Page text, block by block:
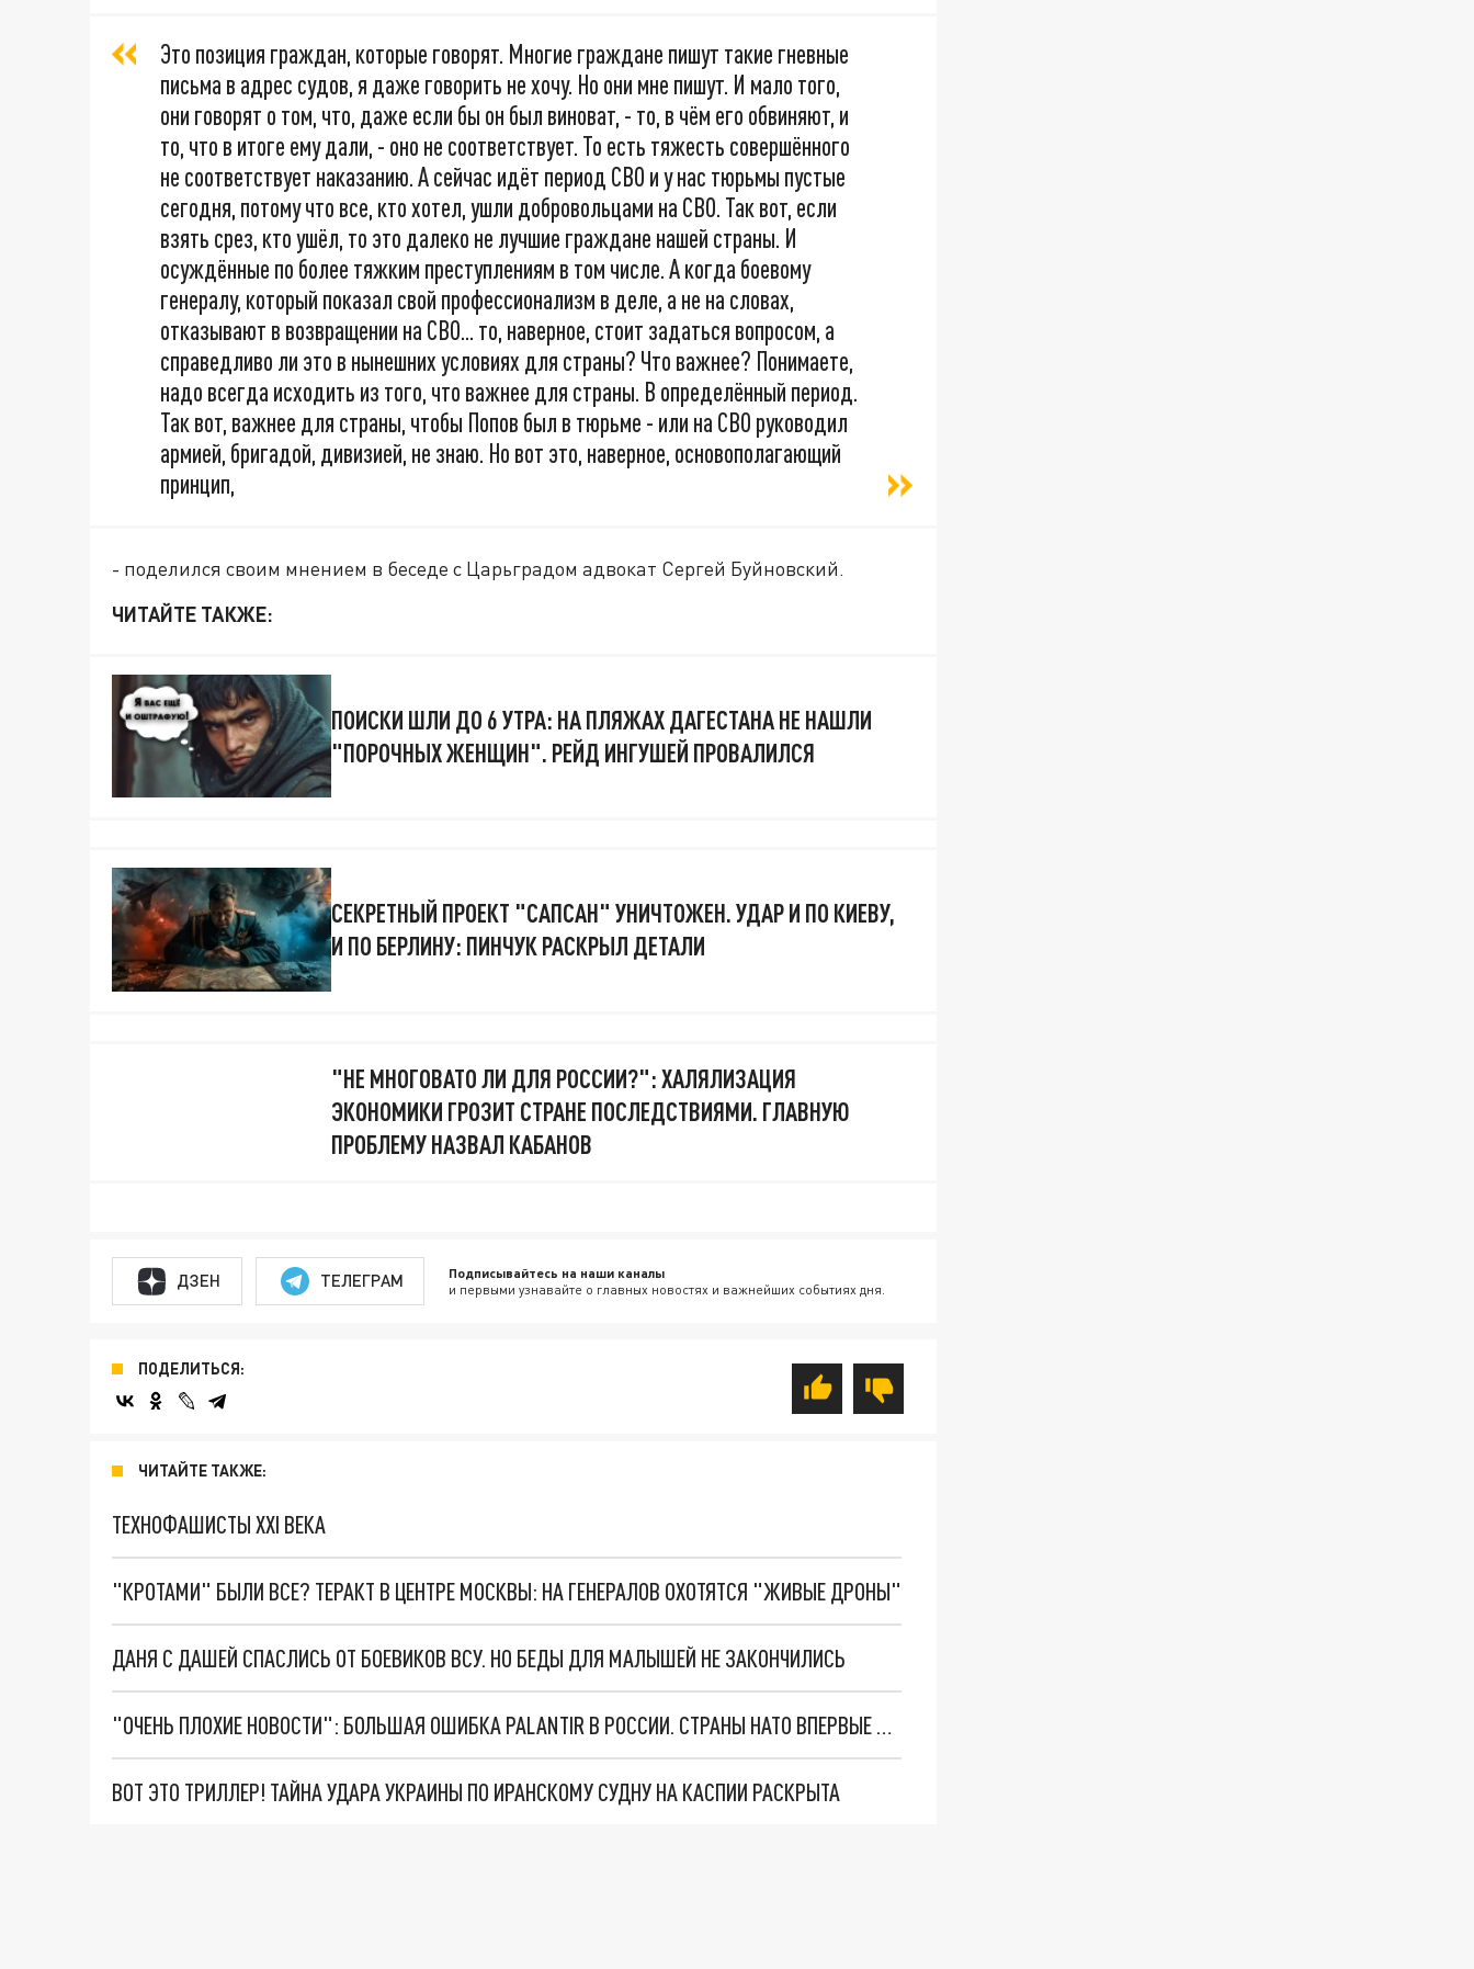
Это позиция граждан, которые говорят. Многие граждане пишут такие гневные
письма в адрес судов, я даже говорить не хочу. Но они мне пишут. И мало того,
они говорят о том, что, даже если бы он был виноват, - то, в чём его обвиняют, и
то, что в итоге ему дали, - оно не соответствует. То есть тяжесть совершённого
не соответствует наказанию. А сейчас идёт период СВО и у нас тюрьмы пустые
сегодня, потому что все, кто хотел, ушли добровольцами на СВО. Так вот, если
взять срез, кто ушёл, то это далеко не лучшие граждане нашей страны. И
осуждённые по более тяжким преступлениям в том числе. А когда боевому
генералу, который показал свой профессионализм в деле, а не на словах,
отказывают в возвращении на СВО... то, наверное, стоит задаться вопросом, а
справедливо ли это в нынешних условиях для страны? Что важнее? Понимаете,
надо всегда исходить из того, что важнее для страны. В определённый период.
Так вот, важнее для страны, чтобы Попов был в тюрьме - или на СВО руководил
армией, бригадой, дивизией, не знаю. Но вот это, наверное, основополагающий
принцип,
- поделился своим мнением в беседе с Царьградом адвокат Сергей Буйновский.
ЧИТАЙТЕ ТАКЖЕ:
ПОИСКИ ШЛИ ДО 6 УТРА: НА ПЛЯЖАХ ДАГЕСТАНА НЕ НАШЛИ
"ПОРОЧНЫХ ЖЕНЩИН". РЕЙД ИНГУШЕЙ ПРОВАЛИЛСЯ
СЕКРЕТНЫЙ ПРОЕКТ "САПСАН" УНИЧТОЖЕН. УДАР И ПО КИЕВУ,
И ПО БЕРЛИНУ: ПИНЧУК РАСКРЫЛ ДЕТАЛИ
"НЕ МНОГОВАТО ЛИ ДЛЯ РОССИИ?": ХАЛЯЛИЗАЦИЯ
ЭКОНОМИКИ ГРОЗИТ СТРАНЕ ПОСЛЕДСТВИЯМИ. ГЛАВНУЮ
ПРОБЛЕМУ НАЗВАЛ КАБАНОВ
ДЗЕН ТЕЛЕГРАМ Подписывайтесь на наши каналы
и первыми узнавайте о главных новостях и важнейших событиях дня.
ПОДЕЛИТЬСЯ:
ЧИТАЙТЕ ТАКЖЕ:
ТЕХНОФАШИСТЫ XXI ВЕКА
"КРОТАМИ" БЫЛИ ВСЕ? ТЕРАКТ В ЦЕНТРЕ МОСКВЫ: НА ГЕНЕРАЛОВ ОХОТЯТСЯ "ЖИВЫЕ ДРОНЫ"
ДАНЯ С ДАШЕЙ СПАСЛИСЬ ОТ БОЕВИКОВ ВСУ. НО БЕДЫ ДЛЯ МАЛЫШЕЙ НЕ ЗАКОНЧИЛИСЬ
"ОЧЕНЬ ПЛОХИЕ НОВОСТИ": БОЛЬШАЯ ОШИБКА PALANTIR В РОССИИ. СТРАНЫ НАТО ВПЕРВЫЕ ЗА СВО ОСТАНОВИЛИ ПОСТАВКИ ОРУЖИЯ. ВСУ ТЕРЯЮТ ПРИГРАНИЧЬЕ?
ВОТ ЭТО ТРИЛЛЕР! ТАЙНА УДАРА УКРАИНЫ ПО ИРАНСКОМУ СУДНУ НА КАСПИИ РАСКРЫТА